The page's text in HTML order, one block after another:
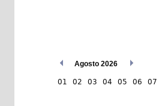
Agosto 2026
01 02 03 04 05 06 07